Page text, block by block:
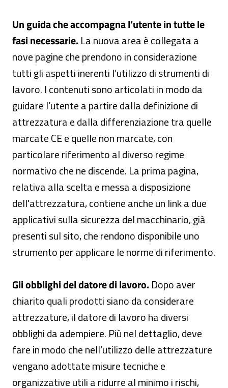
Un guida che accompagna l’utente in tutte le
fasi necessarie. La nuova area è collegata a
nove pagine che prendono in considerazione
tutti gli aspetti inerenti l’utilizzo di strumenti di
lavoro. I contenuti sono articolati in modo da
guidare l’utente a partire dalla definizione di
attrezzatura e dalla differenziazione tra quelle
marcate CE e quelle non marcate, con
particolare riferimento al diverso regime
normativo che ne discende. La prima pagina,
relativa alla scelta e messa a disposizione
dell'attrezzatura, contiene anche un link a due
applicativi sulla sicurezza del macchinario, già
presenti sul sito, che rendono disponibile uno
strumento per applicare le norme di riferimento.
Gli obblighi del datore di lavoro. Dopo aver
chiarito quali prodotti siano da considerare
attrezzature, il datore di lavoro ha diversi
obblighi da adempiere. Più nel dettaglio, deve
fare in modo che nell’utilizzo delle attrezzature
vengano adottate misure tecniche e
organizzative utili a ridurre al minimo i rischi,